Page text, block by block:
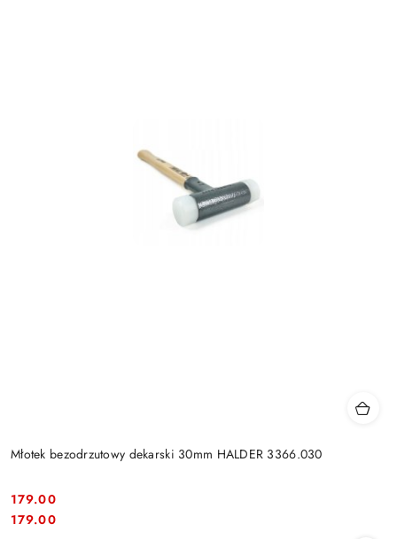
Młotek bezodrzutowy dekarski 30mm HALDER 3366.030
Cena:
179.00
Cena:
179.00